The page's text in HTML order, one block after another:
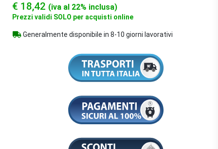
€ 18,42 (iva al 22% inclusa)
Prezzi validi SOLO per acquisti online
Generalmente disponibile in 8-10 giorni lavorativi